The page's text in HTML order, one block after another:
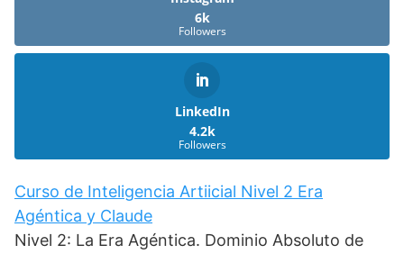
6k
Followers
LinkedIn
4.2k
Followers
Curso de Inteligencia Artiicial Nivel 2 Era
Agéntica y Claude
Nivel 2: La Era Agéntica. Dominio Absoluto de